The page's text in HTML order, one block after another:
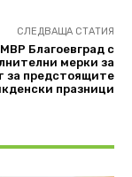
СЛЕДВАЩА СТАТИЯ
Благоевград с
мерки за
за предстоящите
празници